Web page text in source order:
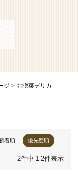
ジ
お惣菜デリカ
新着順 優先度順
2件中 1-2件表示